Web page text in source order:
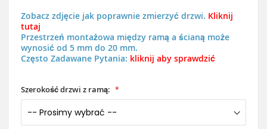
Zobacz zdjęcie jak poprawnie zmierzyć drzwi. Kliknij
tutaj
Przestrzeń montażowa między ramą a ścianą może
wynosić od 5 mm do 20 mm.
Często Zadawane Pytania: kliknij aby sprawdzić
Szerokość drzwi z ramą: